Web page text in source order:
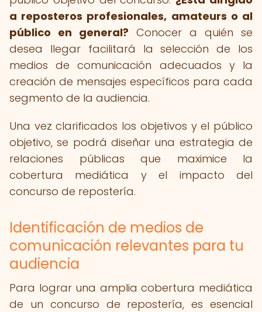
a reposteros profesionales, amateurs o al
público en general? Conocer a quién se
desea llegar facilitará la selección de los
medios de comunicación adecuados y la
creación de mensajes específicos para cada
segmento de la audiencia.
Una vez clarificados los objetivos y el público
objetivo, se podrá diseñar una estrategia de
relaciones públicas que maximice la
cobertura mediática y el impacto del
concurso de repostería.
Identificación de medios de
comunicación relevantes para tu
audiencia
Para lograr una amplia cobertura mediática
de un concurso de repostería, es esencial